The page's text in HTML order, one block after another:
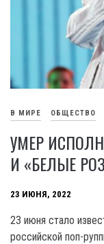
В МИРЕ ОБЩЕСТВО
УМЕР
И «БЕЛЫЕ
23 ИЮНЯ, 2022
23 июня стало
российской поп-